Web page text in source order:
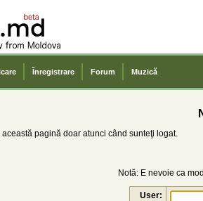
Înregistrare Forum Muzică
pagină doar atunci când sunteţi logat.
Notă: E nevoie ca
User: